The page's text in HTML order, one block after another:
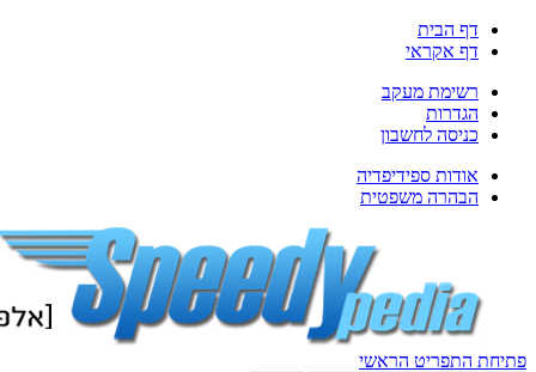
הבית
אקראי
מעקב
לחשבון
ספידיפדיה
משפטית
הראשי